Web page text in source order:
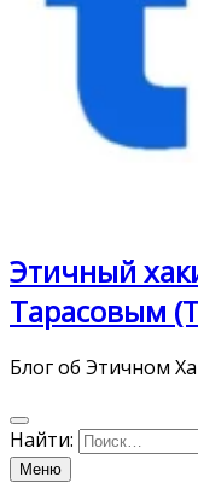
Этичный
Тарасовым
Блог об Этичном
Найти:
Меню